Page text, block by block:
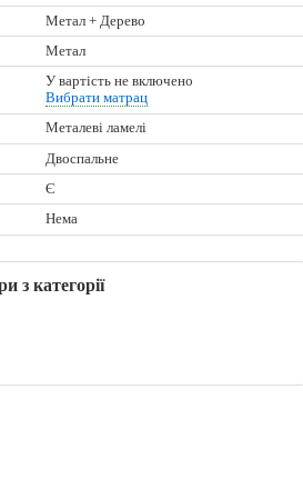
Метал + Дерево
Метал
У вартість не включено
Вибрати матрац
Металеві ламелі
Двоспальне
Є
Нема
з категорії